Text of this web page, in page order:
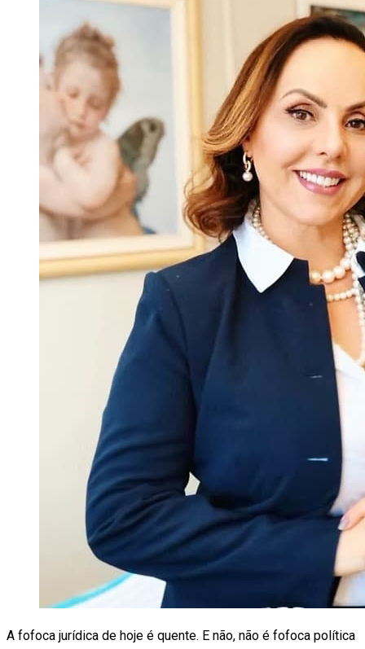
A fofoca jurídica de hoje é quente. E não, não é fofoca política